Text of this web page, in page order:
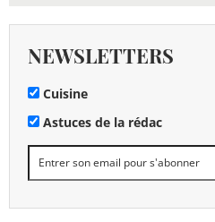
NEWSLETTERS
Cuisine
Astuces de la rédac